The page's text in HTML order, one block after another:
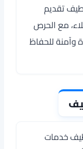
تقديم
مع الحرص
وآمنة للحفاظ
خدمات